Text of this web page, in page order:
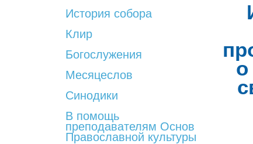
История собора
Клир
Богослужения
Месяцеслов
Синодики
В помощь
преподавателям Основ
Православной культуры
о